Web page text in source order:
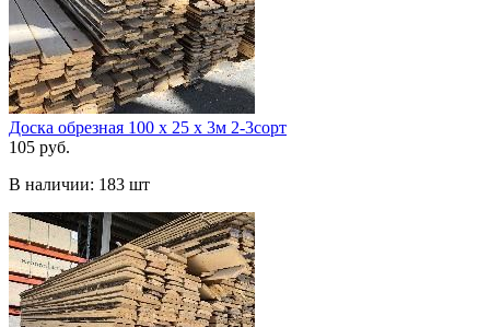
Доска обрезная 100 х 25 х 3м 2-3сорт
105 руб.
В наличии: 183 шт